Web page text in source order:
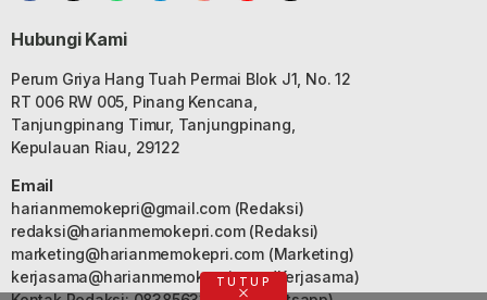
Hubungi Kami
Perum Griya Hang Tuah Permai Blok J1, No. 12
RT 006 RW 005, Pinang Kencana,
Tanjungpinang Timur, Tanjungpinang,
Kepulauan Riau, 29122
Email
harianmemokepri@gmail.com(Redaksi)
redaksi@harianmemokepri.com(Redaksi)
marketing@harianmemokepri.com(Marketing)
kerjasama@harianmemokepri.com(Kerjasama)
TUTUP